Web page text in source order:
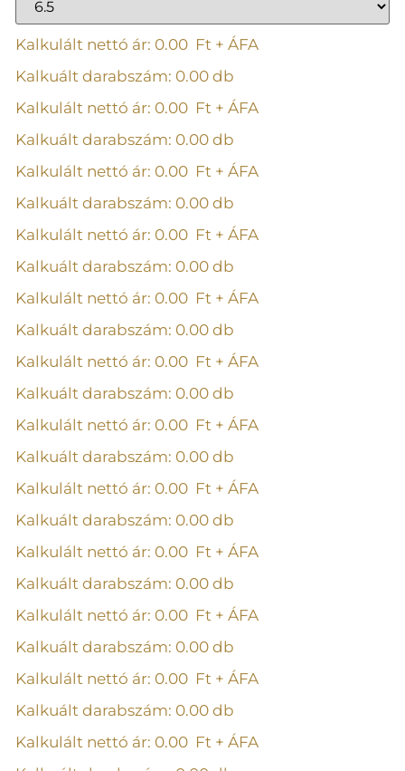
Kalkulált nettó ár: 0.00 Ft + ÁFA
Kalkuált darabszám: 0.00 db
Kalkulált nettó ár: 0.00 Ft + ÁFA
Kalkuált darabszám: 0.00 db
Kalkulált nettó ár: 0.00 Ft + ÁFA
Kalkuált darabszám: 0.00 db
Kalkulált nettó ár: 0.00 Ft + ÁFA
Kalkuált darabszám: 0.00 db
Kalkulált nettó ár: 0.00 Ft + ÁFA
Kalkuált darabszám: 0.00 db
Kalkulált nettó ár: 0.00 Ft + ÁFA
Kalkuált darabszám: 0.00 db
Kalkulált nettó ár: 0.00 Ft + ÁFA
Kalkuált darabszám: 0.00 db
Kalkulált nettó ár: 0.00 Ft + ÁFA
Kalkuált darabszám: 0.00 db
Kalkulált nettó ár: 0.00 Ft + ÁFA
Kalkuált darabszám: 0.00 db
Kalkulált nettó ár: 0.00 Ft + ÁFA
Kalkuált darabszám: 0.00 db
Kalkulált nettó ár: 0.00 Ft + ÁFA
Kalkuált darabszám: 0.00 db
Kalkulált nettó ár: 0.00 Ft + ÁFA